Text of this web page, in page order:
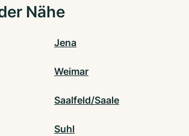
Nähe
Jena
Weimar
Saalfeld/Saale
Suhl